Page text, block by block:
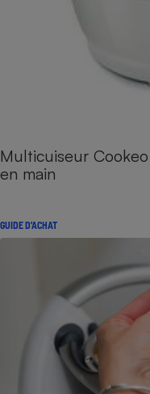
Multicuiseur
en main
GUIDE D'ACHAT